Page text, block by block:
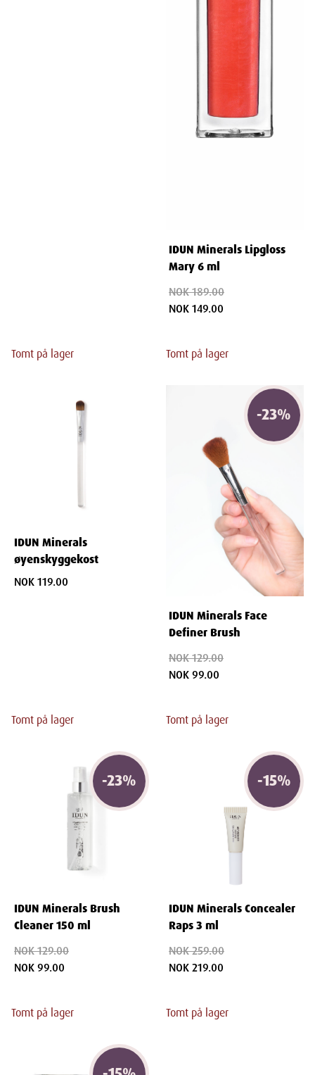
Tomt på lager
IDUN Minerals Lipgloss
Mary 6 ml
NOK 189.00
NOK 149.00
Tomt på lager
IDUN Minerals
øyenskyggekost
NOK 119.00
Tomt på lager
-23%
IDUN Minerals Face
Definer Brush
NOK 129.00
NOK 99.00
Tomt på lager
-23%
IDUN Minerals Brush
Cleaner 150 ml
NOK 129.00
NOK 99.00
Tomt på lager
-15%
IDUN Minerals Concealer
Raps 3 ml
NOK 259.00
NOK 219.00
Tomt på lager